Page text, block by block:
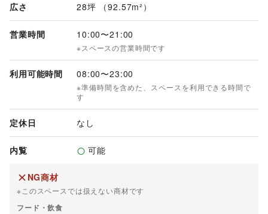
広さ 28坪 （92.57m²）
営業時間 10:00〜21:00
※スペースの営業時間です
利用可能時間 08:00〜23:00
※準備時間を含めた、スペースを利用できる時間で
す
定休日 なし
内覧 可能
NG商材
※このスペースでは扱えない商材です
フード・飲食